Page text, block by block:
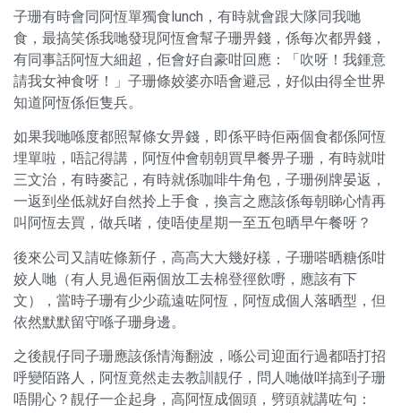
子珊有時會同阿恆單獨食lunch，有時就會跟大隊同我哋
食，最搞笑係我哋發現阿恆會幫子珊畀錢，係每次都畀錢，
有同事話阿恆大細超，佢會好自豪咁回應：「吹呀！我鍾意
請我女神食呀！」子珊條姣婆亦唔會避忌，好似由得全世界
知道阿恆係佢隻兵。
如果我哋喺度都照幫條女畀錢，即係平時佢兩個食都係阿恆
埋單啦，唔記得講，阿恆仲會朝朝買早餐畀子珊，有時就咁
三文治，有時麥記，有時就係咖啡牛角包，子珊例牌晏返，
一返到坐低就好自然拎上手食，換言之應該係每朝睇心情再
叫阿恆去買，做兵啫，使唔使星期一至五包晒早午餐呀？
後來公司又請咗條新仔，高高大大幾好樣，子珊嗒晒糖係咁
姣人哋（有人見過佢兩個放工去棉登徑飲嘢，應該有下
文），當時子珊有少少疏遠咗阿恆，阿恆成個人落晒型，但
依然默默留守喺子珊身邊。
之後靚仔同子珊應該係情海翻波，喺公司迎面行過都唔打招
呼變陌路人，阿恆竟然走去教訓靚仔，問人哋做咩搞到子珊
唔開心？靚仔一企起身，高阿恆成個頭，劈頭就講咗句：